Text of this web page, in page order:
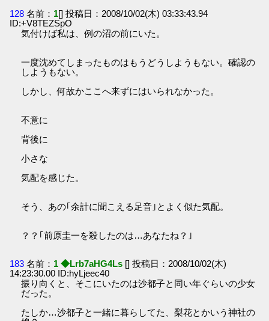
128 名前： 1[] 投稿日：2008/10/02(木) 03:33:43.94
ID:+V8TEZSpO
気付けば私は、例の沼の前にいた。
一度沈めてしまったものはもうどうしようもない。確認の
しようもない。
しかし、何故かここへ来ずにはいられなかった。
不意に
背後に
小さな
気配を感じた。
そう、あの｢余計に聞こえる足音｣とよく似た気配。
？？｢前原圭一を殺したのは…あなたね？｣
183 名前： 1 ◆Lrb7aHG4Ls [] 投稿日：2008/10/02(木)
14:23:30.00 ID:hyLjeec40
振り向くと、そこにいたのは沙都子と同い年ぐらいの少女
だった。
たしか…沙都子と一緒に暮らしてた、梨花とかいう神社の